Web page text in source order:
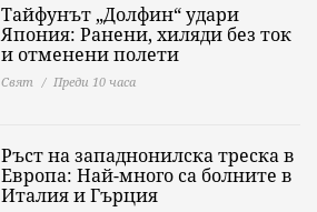
Тайфунът „Долфин“ удари
Япония: Ранени, хиляди без ток
и отменени полети
Свят Преди 10 часа
Ръст на западнонилска треска в
Европа: Най-много са болните в
Италия и Гърция